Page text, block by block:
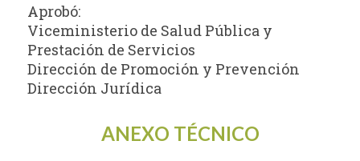
Aprobó:
Viceministerio de Salud Pública y
Prestación de Servicios
Dirección de Promoción y Prevención
Dirección Jurídica
ANEXO TÉCNICO